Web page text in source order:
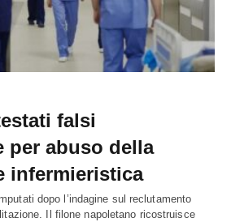
falsi
per abuso della
infermieristica
dopo l’indagine sul reclutamento
Il filone napoletano ricostruisce